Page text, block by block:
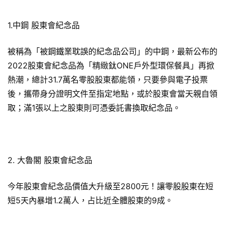
1.中鋼 股東會紀念品
被稱為「被鋼鐵業耽誤的紀念品公司」的中鋼，最新公布的
2022股東會紀念品為「精緻鈦ONE戶外型環保餐具」再掀
熱潮，總計31.7萬名零股股東都能領，只要參與電子投票
後，攜帶身分證明文件至指定地點，或於股東會當天親自領
取；滿1張以上之股東則可憑委託書換取紀念品。
2. 大魯閣 股東會紀念品
今年股東會紀念品價值大升級至2800元！讓零股股東在短
短5天內暴增1.2萬人，占比近全體股東的9成。